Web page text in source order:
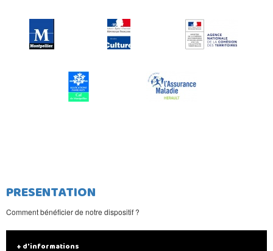
PRESENTATION
Comment bénéficier de notre dispositif ?
+ d'informations